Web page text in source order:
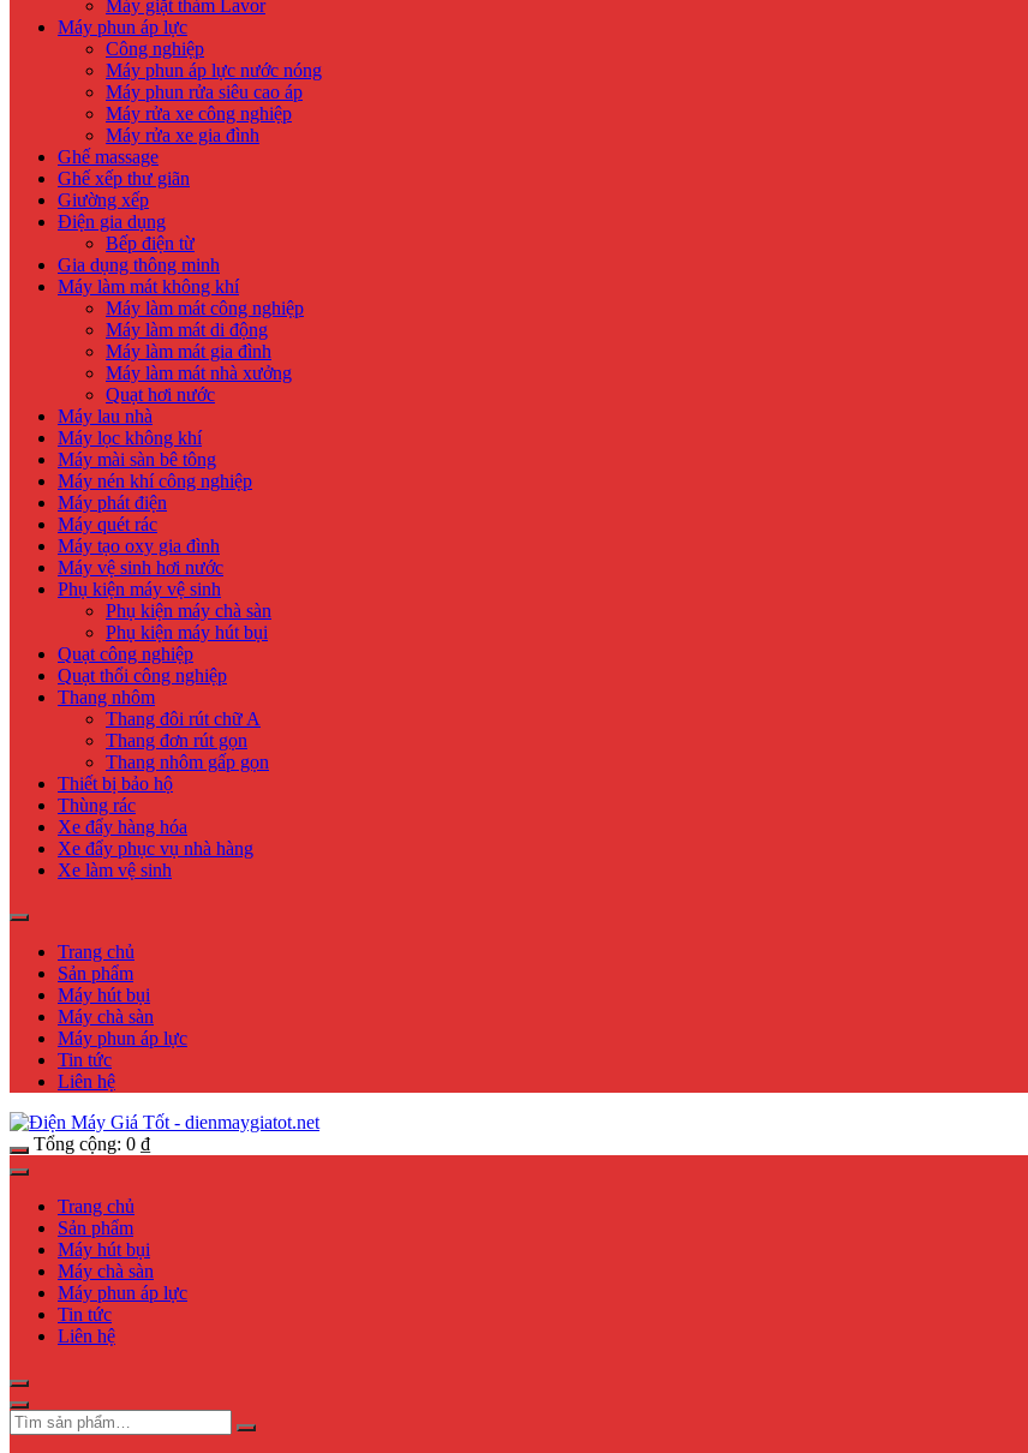
Máy giặt thảm Lavor
Máy phun áp lực
Công nghiệp
Máy phun áp lực nước nóng
Máy phun rửa siêu cao áp
Máy rửa xe công nghiệp
Máy rửa xe gia đình
Ghế massage
Ghế xếp thư giãn
Giường xếp
Điện gia dụng
Bếp điện từ
Gia dụng thông minh
Máy làm mát không khí
Máy làm mát công nghiệp
Máy làm mát di động
Máy làm mát gia đình
Máy làm mát nhà xưởng
Quạt hơi nước
Máy lau nhà
Máy lọc không khí
Máy mài sàn bê tông
Máy nén khí công nghiệp
Máy phát điện
Máy quét rác
Máy tạo oxy gia đình
Máy vệ sinh hơi nước
Phụ kiện máy vệ sinh
Phụ kiện máy chà sàn
Phụ kiện máy hút bụi
Quạt công nghiệp
Quạt thổi công nghiệp
Thang nhôm
Thang đôi rút chữ A
Thang đơn rút gọn
Thang nhôm gấp gọn
Thiết bị bảo hộ
Thùng rác
Xe đẩy hàng hóa
Xe đẩy phục vụ nhà hàng
Xe làm vệ sinh
Trang chủ
Sản phẩm
Máy hút bụi
Máy chà sàn
Máy phun áp lực
Tin tức
Liên hệ
Tổng cộng: 0 ₫
Trang chủ
Sản phẩm
Máy hút bụi
Máy chà sàn
Máy phun áp lực
Tin tức
Liên hệ